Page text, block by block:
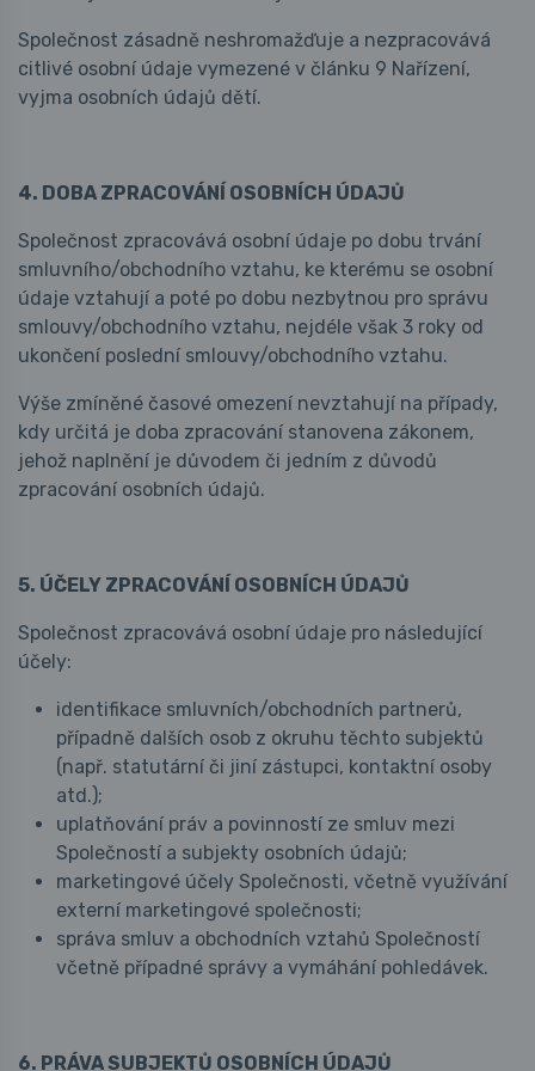
Společnost zásadně neshromažďuje a nezpracovává
citlivé osobní údaje vymezené v článku 9 Nařízení,
vyjma osobních údajů dětí.
4. DOBA ZPRACOVÁNÍ OSOBNÍCH ÚDAJŮ
Společnost zpracovává osobní údaje po dobu trvání
smluvního/obchodního vztahu, ke kterému se osobní
údaje vztahují a poté po dobu nezbytnou pro správu
smlouvy/obchodního vztahu, nejdéle však 3 roky od
ukončení poslední smlouvy/obchodního vztahu.
Výše zmíněné časové omezení nevztahují na případy,
kdy určitá je doba zpracování stanovena zákonem,
jehož naplnění je důvodem či jedním z důvodů
zpracování osobních údajů.
5. ÚČELY ZPRACOVÁNÍ OSOBNÍCH ÚDAJŮ
Společnost zpracovává osobní údaje pro následující
účely:
identifikace smluvních/obchodních partnerů,
případně dalších osob z okruhu těchto subjektů
(např. statutární či jiní zástupci, kontaktní osoby
atd.);
uplatňování práv a povinností ze smluv mezi
Společností a subjekty osobních údajů;
marketingové účely Společnosti, včetně využívání
externí marketingové společnosti;
správa smluv a obchodních vztahů Společností
včetně případné správy a vymáhání pohledávek.
6. PRÁVA SUBJEKTŮ OSOBNÍCH ÚDAJŮ